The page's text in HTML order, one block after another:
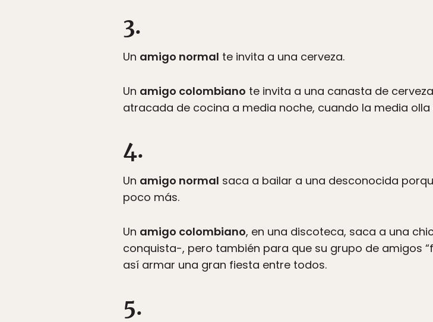
3.
Un amigo normal te invita a una cerveza.
Un amigo colombiano te invita a una canasta de
atracada de cocina a media noche, cuando la media
4.
Un amigo normal saca a bailar a una desconocida
poco más.
Un amigo colombiano, en una discoteca, saca a una
conquista-, pero también para que su grupo de amigos
así armar una gran fiesta entre todos.
5.